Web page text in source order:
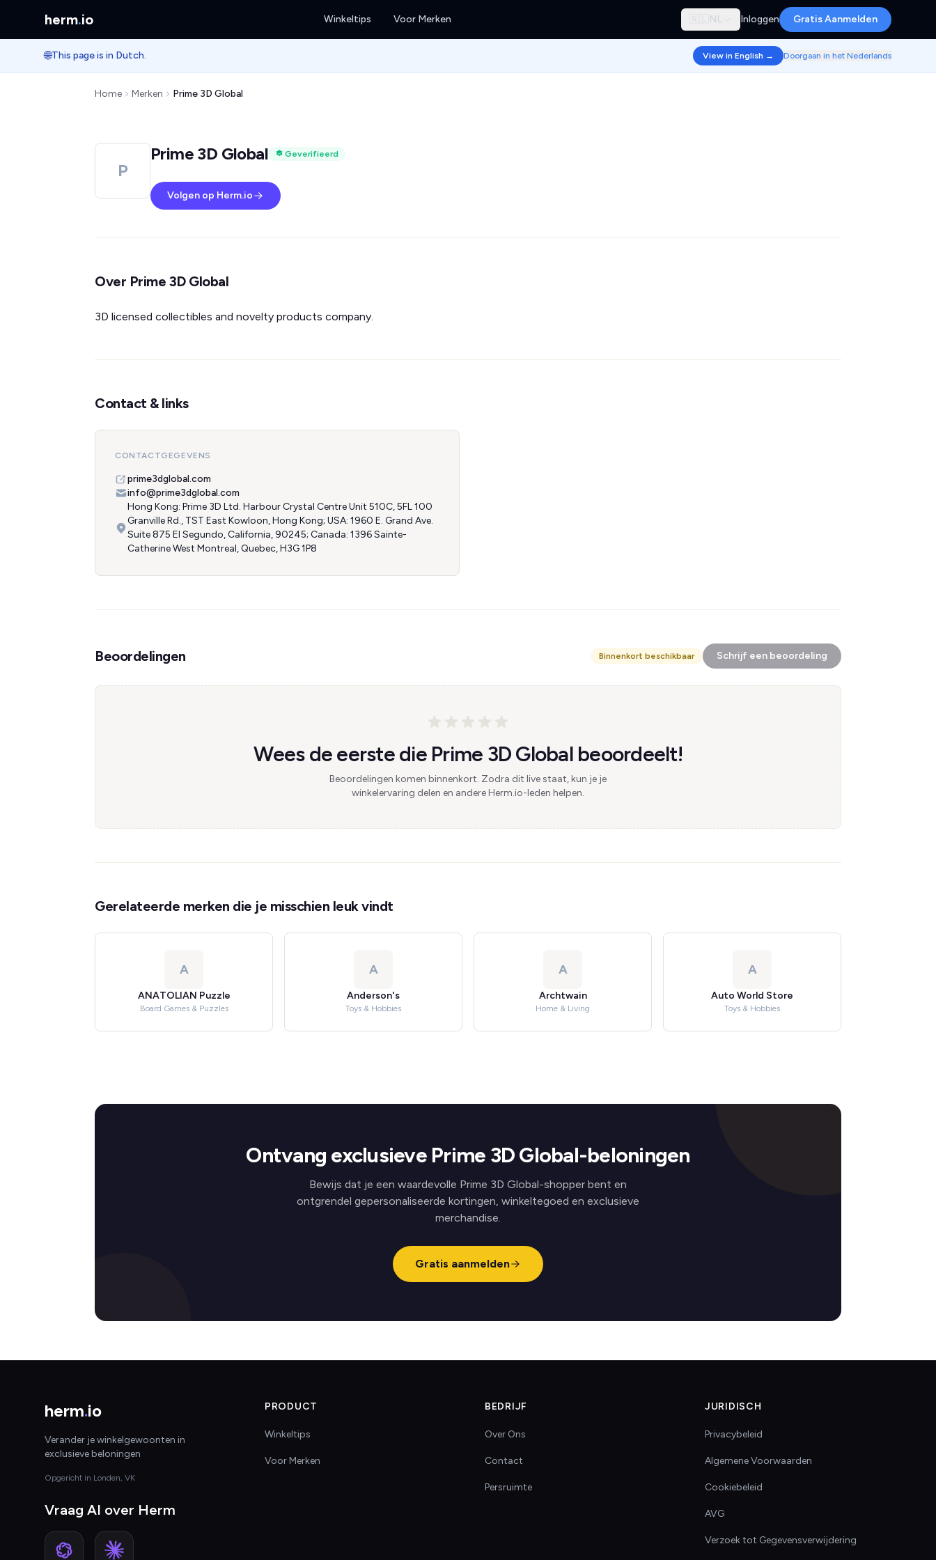
herm.io Winkeltips Voor Merken 🇳🇱 NL Inloggen Gratis Aanmelden
🌐This page is in Dutch. View in English → Doorgaan in het Nederlands
Home Merken Prime 3D Global
P
Prime 3D Global Geverifieerd
Volgen op Herm.io
Over Prime 3D Global
3D licensed collectibles and novelty products company.
Contact & links
CONTACTGEGEVENS
prime3dglobal.com
info@prime3dglobal.com
Hong Kong: Prime 3D Ltd. Harbour Crystal Centre Unit 510C, 5FL 100
Granville Rd., TST East Kowloon, Hong Kong; USA: 1960 E. Grand Ave.
Suite 875 El Segundo, California, 90245; Canada: 1396 Sainte-
Catherine West Montreal, Quebec, H3G 1P8
Beoordelingen Binnenkort beschikbaar Schrijf een beoordeling
Wees de eerste die Prime 3D Global beoordeelt!
Beoordelingen komen binnenkort. Zodra dit live staat, kun je je
winkelervaring delen en andere Herm.io-leden helpen.
Gerelateerde merken die je misschien leuk vindt
A
ANATOLIAN Puzzle
Board Games & Puzzles
A
Anderson's
Toys & Hobbies
A
Archtwain
Home & Living
A
Auto World Store
Toys & Hobbies
Ontvang exclusieve Prime 3D Global-beloningen
Bewijs dat je een waardevolle Prime 3D Global-shopper bent en
ontgrendel gepersonaliseerde kortingen, winkeltegoed en exclusieve
merchandise.
Gratis aanmelden
herm.io
Verander je winkelgewoonten in
exclusieve beloningen
Opgericht in Londen, VK
Vraag AI over Herm
PRODUCT
Winkeltips
Voor Merken
BEDRIJF
Over Ons
Contact
Persruimte
JURIDISCH
Privacybeleid
Algemene Voorwaarden
Cookiebeleid
AVG
Verzoek tot Gegevensverwijdering